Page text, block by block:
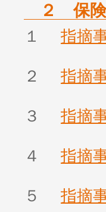
２ 保
１ 指摘
２ 指摘
３ 指摘
４ 指摘
５ 指摘